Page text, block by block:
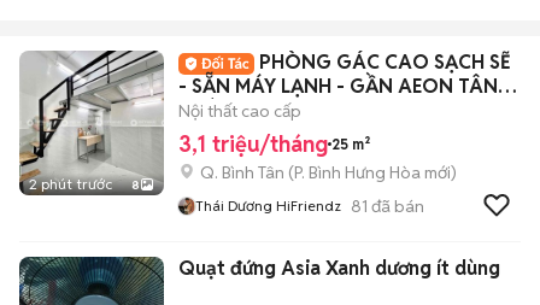
2 phút trước 8
PHÒNG GÁC CAO SẠCH SẼ
- SẴN MÁY LẠNH - GẦN AEON TÂN
PHÚ
Nội thất cao cấp
3,1 triệu/tháng 25 m²
Q. Bình Tân (P. Bình Hưng Hòa mới)
Thái Dương HiFriendz 81 đã bán
Quạt đứng Asia Xanh dương ít dùng